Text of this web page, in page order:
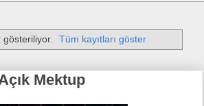
Tüm kayıtları göster
Mektup